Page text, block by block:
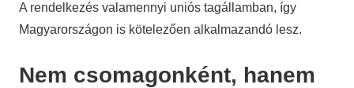
A rendelkezés valamennyi uniós tagállamban, így
Magyarországon is kötelezően alkalmazandó lesz.
Nem csomagonként, hanem